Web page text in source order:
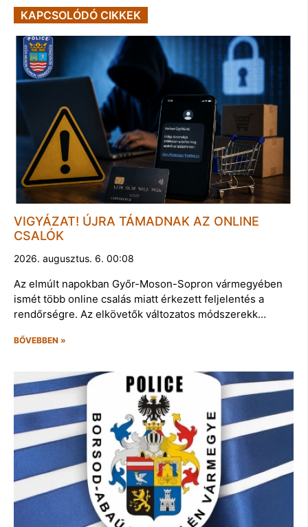
KAPCSOLÓDÓ CIKKEK
VIGYÁZAT! ÚJRA TÁMADNAK AZ ONLINE
CSALÓK
2026. augusztus. 6. 00:08
Az elmúlt napokban Győr-Moson-Sopron vármegyében
ismét több online csalás miatt érkezett feljelentés a
rendőrségre. Az elkövetők változatos módszerekk…
BŐVEBBEN »